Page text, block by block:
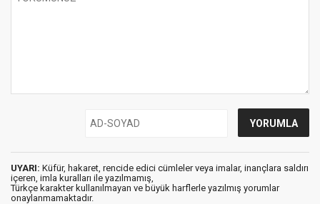
UYARI: Küfür, hakaret, rencide edici cümleler veya imalar, inançlara saldırı
içeren, imla kuralları ile yazılmamış,
Türkçe karakter kullanılmayan ve büyük harflerle yazılmış yorumlar
onaylanmamaktadır.